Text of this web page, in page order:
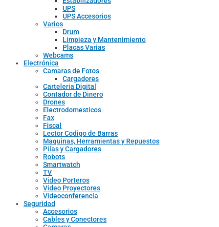
UPS
UPS Accesorios
Varios
Drum
Limpieza y Mantenimiento
Placas Varias
Webcams
Electrónica
Camaras de Fotos
Cargadores
Carteleria Digital
Contador de Dinero
Drones
Electrodomesticos
Fax
Fiscal
Lector Codigo de Barras
Maquinas, Herramientas y Repuestos
Pilas y Cargadores
Robots
Smartwatch
TV
Video Porteros
Video Proyectores
Videoconferencia
Seguridad
Accesorios
Cables y Conectores